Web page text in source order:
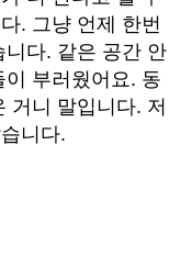
. 그냥 언제 한번
니다. 같은 공간 안
부러웠어요 . 동
거니 말입니다. 저
니다.